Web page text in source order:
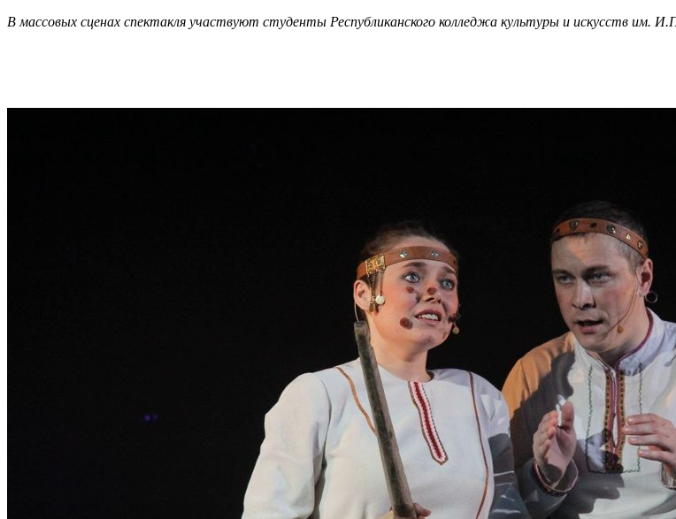
В массовых сценах спектакля участвуют студенты Республиканского колледжа культуры и искусств им.